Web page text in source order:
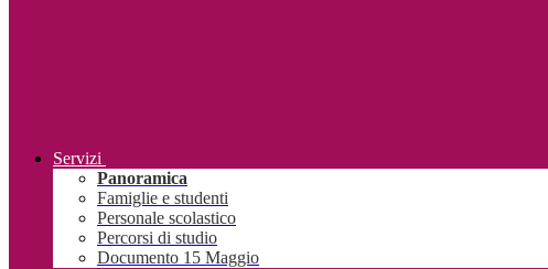
Servizi
Panoramica
Famiglie e studenti
Personale scolastico
Percorsi di studio
Documento 15 Maggio